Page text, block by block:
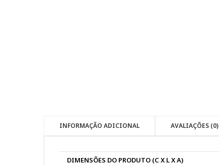
INFORMAÇÃO ADICIONAL AVALIAÇÕES (0)
DIMENSÕES DO PRODUTO (C X L X A)